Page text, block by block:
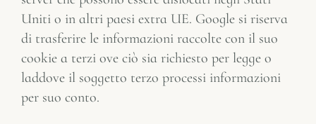
Uniti o in altri paesi extra UE. Google si riserva
di trasferire le informazioni raccolte con il suo
cookie a terzi ove ciò sia richiesto per legge o
laddove il soggetto terzo processi informazioni
per suo conto.